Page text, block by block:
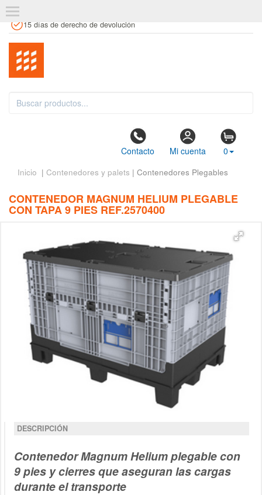
15 días de derecho de devolución
Contacto Mi cuenta 0
Inicio | Contenedores y palets | Contenedores Plegables
CONTENEDOR MAGNUM HELIUM PLEGABLE
CON TAPA 9 PIES REF.2570400
DESCRIPCIÓN
Contenedor Magnum Helium plegable con
9 pies y cierres que aseguran las cargas
durante el transporte